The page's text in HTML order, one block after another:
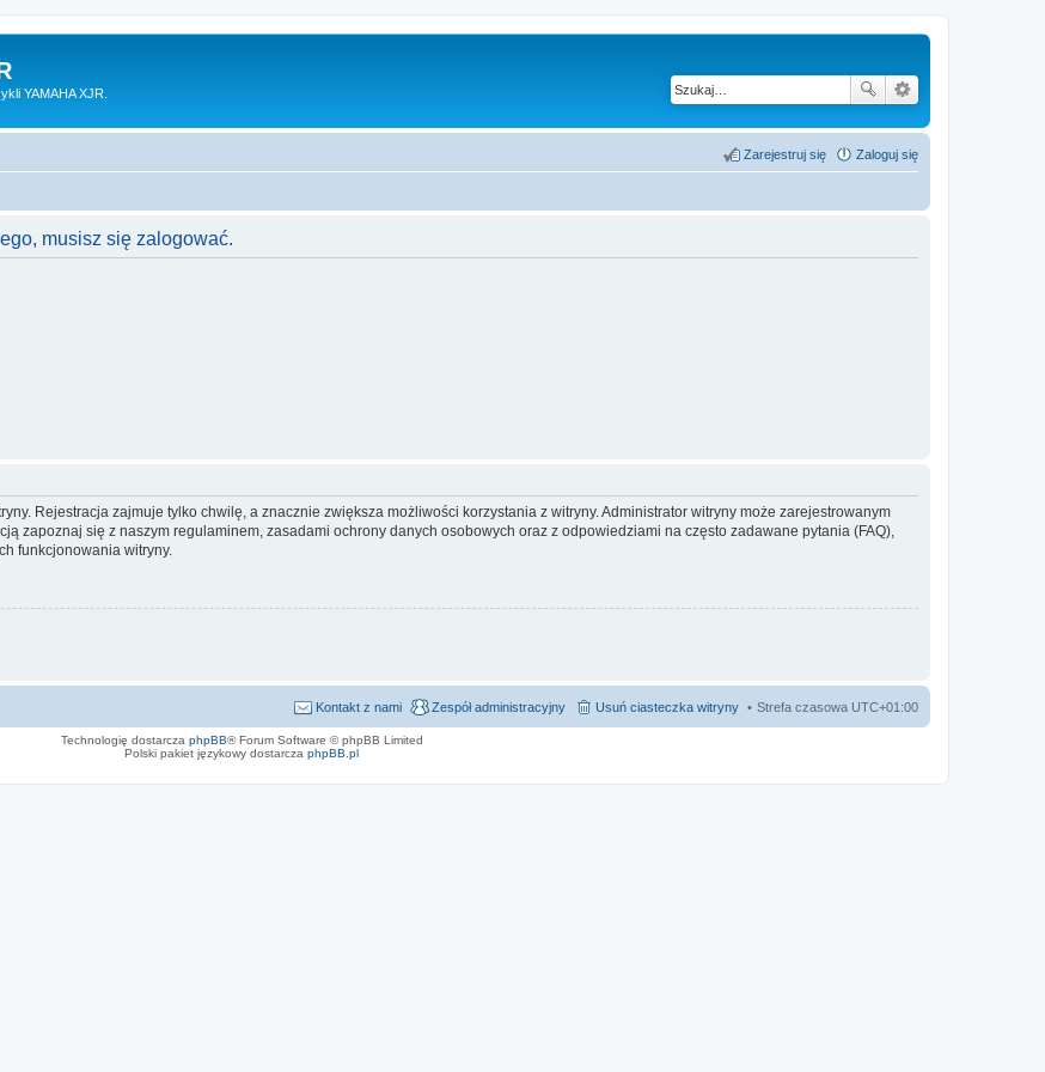
YAMAHA XJR.
Zaloguj się
Zarejestruj się
musisz się zalogować.
Rejestracja zajmuje tylko chwilę, a znacznie zwiększa możliwości korzystania z witryny. Administrator witryny może zarejestrowanym
zapoznaj się z naszym regulaminem, zasadami ochrony danych osobowych oraz z odpowiedziami na często zadawane pytania (FAQ),
funkcjonowania witryny.
Strefa czasowa UTC+01:00
Usuń ciasteczka witryny
Zespół administracyjny
Kontakt z nami
Technologię dostarcza phpBB® Forum Software © phpBB Limited
Polski pakiet językowy dostarcza phpBB.pl